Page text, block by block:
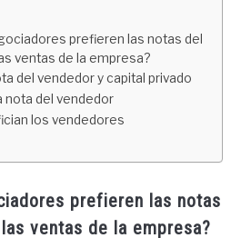
prefieren las notas del
ventas de la empresa?
del vendedor y capital privado
nota del vendedor
los vendedores
prefieren las notas
ventas de la empresa?